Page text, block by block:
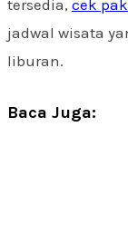
tersedia, cek
jadwal wisata
liburan.
Baca Juga: